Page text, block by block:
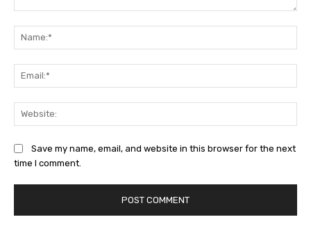
Save my name, email, and website in this browser for the next
time I comment.